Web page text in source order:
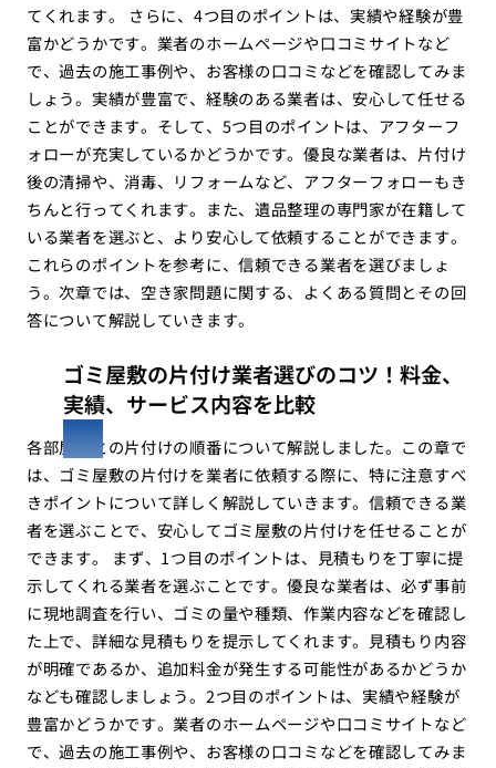
てくれます。 さらに、4つ目のポイントは、実績や経験が豊
富かどうかです。業者のホームページや口コミサイトなど
で、過去の施工事例や、お客様の口コミなどを確認してみま
しょう。実績が豊富で、経験のある業者は、安心して任せる
ことができます。そして、5つ目のポイントは、アフターフ
ォローが充実しているかどうかです。優良な業者は、片付け
後の清掃や、消毒、リフォームなど、アフターフォローもき
ちんと行ってくれます。また、遺品整理の専門家が在籍して
いる業者を選ぶと、より安心して依頼することができます。
これらのポイントを参考に、信頼できる業者を選びましょ
う。次章では、空き家問題に関する、よくある質問とその回
答について解説していきます。
ゴミ屋敷の片付け業者選びのコツ！料金、
実績、サービス内容を比較
各部屋ごとの片付けの順番について解説しました。この章で
は、ゴミ屋敷の片付けを業者に依頼する際に、特に注意すべ
きポイントについて詳しく解説していきます。信頼できる業
者を選ぶことで、安心してゴミ屋敷の片付けを任せることが
できます。 まず、1つ目のポイントは、見積もりを丁寧に提
示してくれる業者を選ぶことです。優良な業者は、必ず事前
に現地調査を行い、ゴミの量や種類、作業内容などを確認し
た上で、詳細な見積もりを提示してくれます。見積もり内容
が明確であるか、追加料金が発生する可能性があるかどうか
なども確認しましょう。2つ目のポイントは、実績や経験が
豊富かどうかです。業者のホームページや口コミサイトなど
で、過去の施工事例や、お客様の口コミなどを確認してみま